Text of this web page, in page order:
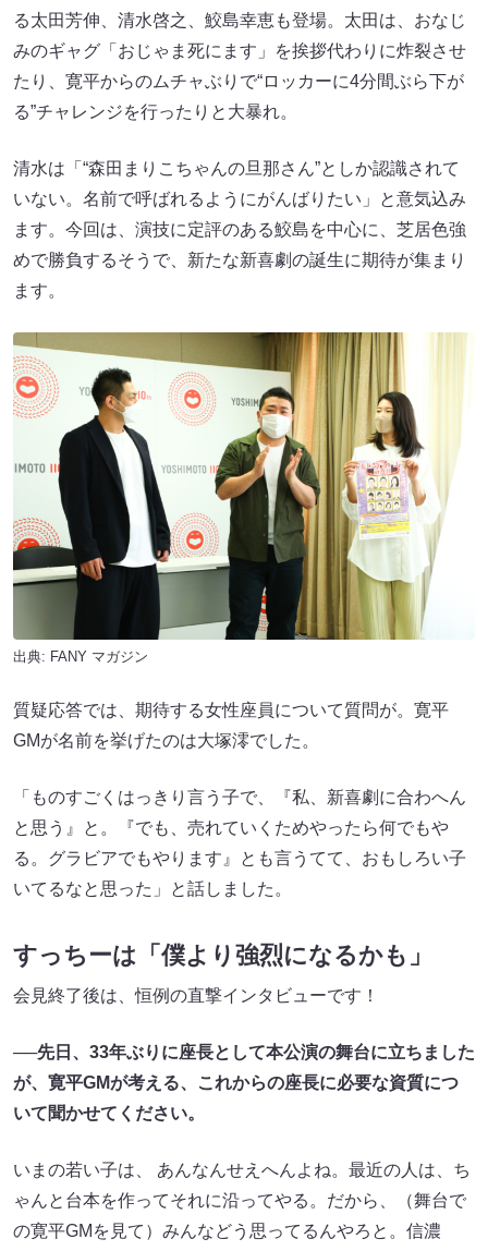
る太田芳伸、清水啓之、鮫島幸恵も登場。太田は、おなじ
みのギャグ「おじゃま死にます」を挨拶代わりに炸裂させ
たり、寛平からのムチャぶりで“ロッカーに4分間ぶら下が
る”チャレンジを行ったりと大暴れ。
清水は「“森田まりこちゃんの旦那さん”としか認識されて
いない。名前で呼ばれるようにがんばりたい」と意気込み
ます。今回は、演技に定評のある鮫島を中心に、芝居色強
めで勝負するそうで、新たな新喜劇の誕生に期待が集まり
ます。
出典: FANY マガジン
質疑応答では、期待する女性座員について質問が。寛平
GMが名前を挙げたのは大塚澪でした。
「ものすごくはっきり言う子で、『私、新喜劇に合わへん
と思う』と。『でも、売れていくためやったら何でもや
る。グラビアでもやります』とも言うてて、おもしろい子
いてるなと思った」と話しました。
すっちーは「僕より強烈になるかも」
会見終了後は、恒例の直撃インタビューです！
──先日、33年ぶりに座長として本公演の舞台に立ちました
が、寛平GMが考える、これからの座長に必要な資質につ
いて聞かせてください。
いまの若い子は、 あんなんせえへんよね。最近の人は、ち
ゃんと台本を作ってそれに沿ってやる。だから、（舞台で
の寛平GMを見て）みんなどう思ってるんやろと。信濃